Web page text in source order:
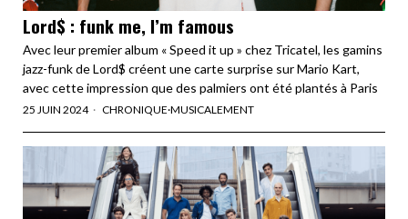
Lord$ : funk me, I’m famous
Avec leur premier album « Speed it up » chez Tricatel, les gamins
jazz-funk de Lord$ créent une carte surprise sur Mario Kart,
avec cette impression que des palmiers ont été plantés à Paris
25 JUIN 2024 CHRONIQUE·MUSICALEMENT